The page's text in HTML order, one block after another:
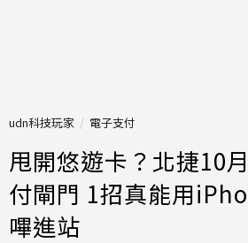
udn科技玩家 電子支付
甩開悠遊卡？北捷10
付閘門 1招真能用
嗶進站